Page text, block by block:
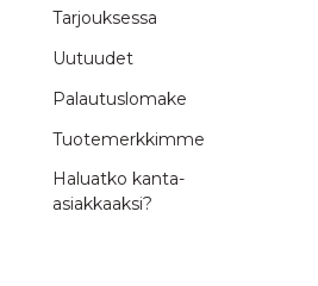
Tarjouksessa
Uutuudet
Palautuslomake
Tuotemerkkimme
Haluatko kanta-
asiakkaaksi?